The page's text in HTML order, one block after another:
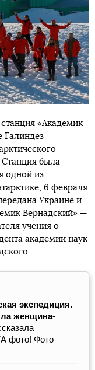
«Академик
Галиндез
Станция была
одной из
6 февраля
Украине и
Вернадский» —
учения о
академии наук
экспедиция.
женщина-
фото! Фото